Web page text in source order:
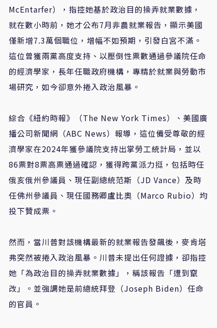
McEntarfer），指控她基於政治目的操弄就業數據，
就在數小時前，她才公布7月非農就業報告，顯示美國
僅新增7.3萬個職位，增幅不如預期，引發白宮不滿。
這位曾獲兩黨高度支持、以壓倒性票數通過參議院任命
的經濟學家，長年任職政府機構，專精於就業與勞動市
場研究，如今卻意外捲入政治風暴。
綜合《紐約時報》（The New York Times）、美國廣
播公司新聞網（ABC News）報導，這位備受尊敬的經
濟學家在2024年獲參議院支持出掌勞工統計局，並以
86票對8票高票通過確認，獲得跨黨派力挺，包括時任
俄亥俄州參議員、現任副總統范斯（JD Vance）及時
任佛州參議員、現任國務卿盧比奧（Marco Rubio）均
投下贊成票。
然而，當川普對該機構最新的就業報告發飆後，麥肯塔
弗突然被捲入政治風暴。川普未提出任何證據，卻指控
她「為政治目的操弄就業數據」，稱該報告「遭到竄
改」。並強調她是前總統拜登（Joseph Biden）任命
的官員。